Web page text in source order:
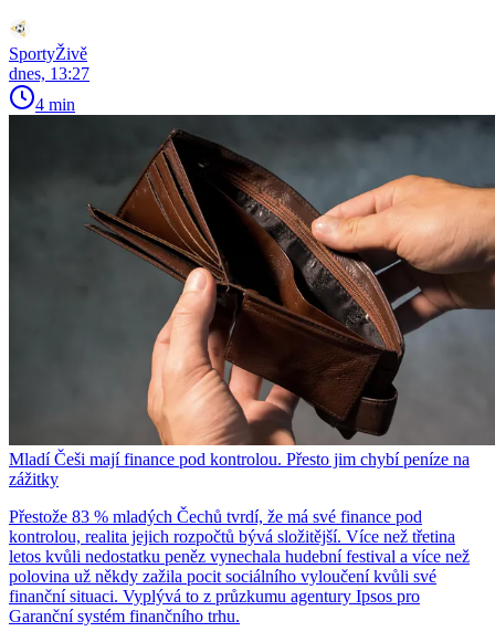
SportyŽivě
dnes, 13:27
4 min
Mladí Češi mají finance pod kontrolou. Přesto jim chybí peníze na
zážitky
Přestože 83 % mladých Čechů tvrdí, že má své finance pod
kontrolou, realita jejich rozpočtů bývá složitější. Více než třetina
letos kvůli nedostatku peněz vynechala hudební festival a více než
polovina už někdy zažila pocit sociálního vyloučení kvůli své
finanční situaci. Vyplývá to z průzkumu agentury Ipsos pro
Garanční systém finančního trhu.